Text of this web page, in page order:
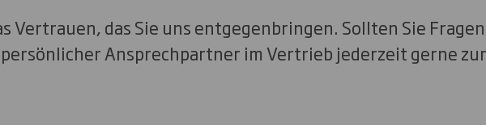
Vertrauen, das Sie uns entgegenbringen. Sollten Sie
Ansprechpartner im Vertrieb jederzeit gerne zur